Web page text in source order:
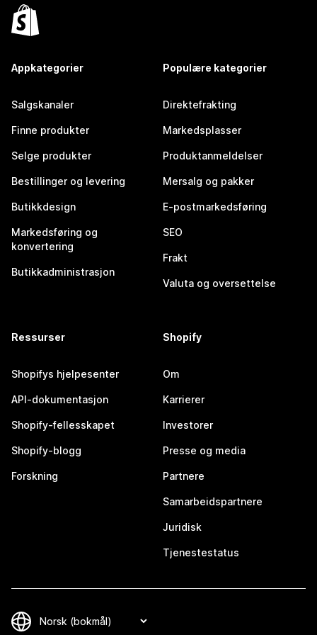
Appkategorier
Salgskanaler
Finne produkter
Selge produkter
Bestillinger og levering
Butikkdesign
Markedsføring og
konvertering
Butikkadministrasjon
Populære kategorier
Direktefrakting
Markedsplasser
Produktanmeldelser
Mersalg og pakker
E-postmarkedsføring
SEO
Frakt
Valuta og oversettelse
Ressurser
Shopifys hjelpesenter
API-dokumentasjon
Shopify-fellesskapet
Shopify-blogg
Forskning
Shopify
Om
Karrierer
Investorer
Presse og media
Partnere
Samarbeidspartnere
Juridisk
Tjenestestatus